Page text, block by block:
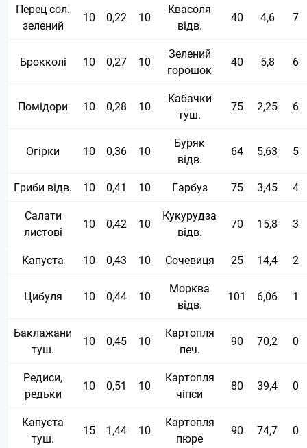
Перец сол.
зелений
10 0,22 10
Квасоля
відв.
40 4,6 7
Брокколі 10 0,27 10
Зелений
горошок
40 5,8 6
Помідори 10 0,28 10
Кабачки
туш.
75 2,25 6
Огірки 10 0,36 10
Буряк
відв.
64 5,63 5
Гриби відв. 10 0,41 10 Гарбуз 75 3,45
4
Салати
листові
10 0,42 10
Кукурудза
відв.
70 15,8 3
Капуста 10 0,43 10 Сочевиця 25 14,4 2
Цибуля 10 0,44 10
Морква
відв.
101 6,06 1
Баклажани
туш.
10 0,45 10
Картопля
печ.
90 70,2 0
Редиси,
редьки
10 0,51 10
Картопля
чіпси
80 39,4 0
Капуста
туш.
15 1,44 10
Картопля
пюре
90 74,7 0